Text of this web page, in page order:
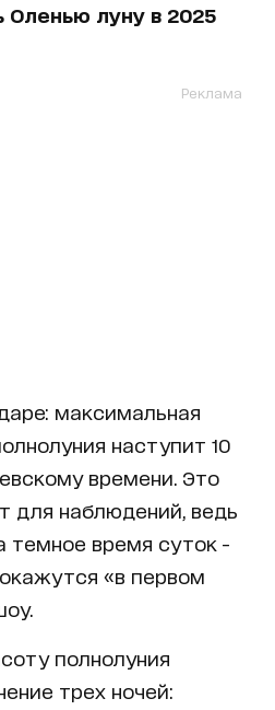
Оленью луну в 2025
Реклама
максимальная
наступит 10
времени. Это
для наблюдений, ведь
темное время суток -
«в первом
полнолуния
трех ночей: